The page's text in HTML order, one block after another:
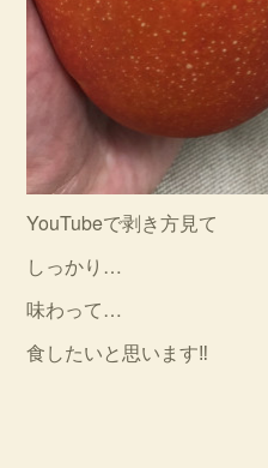
YouTubeで剥き方見て
しっかり…
味わって…
食したいと思います‼︎